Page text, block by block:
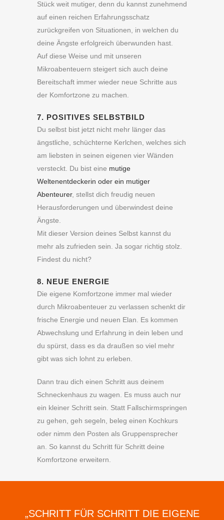
Stück weit mutiger, denn du kannst zunehmend
auf einen reichen Erfahrungsschatz
zurückgreifen von Situationen, in welchen du
deine Ängste erfolgreich überwunden hast.
Auf diese Weise und mit unseren
Mikroabenteuern steigert sich auch deine
Bereitschaft immer wieder neue Schritte aus
der Komfortzone zu machen.
7. POSITIVES SELBSTBILD
Du selbst bist jetzt nicht mehr länger das
ängstliche, schüchterne Kerlchen, welches sich
am liebsten in seinen eigenen vier Wänden
versteckt. Du bist eine mutige
Weltenentdeckerin oder ein mutiger
Abenteurer, stellst dich freudig neuen
Herausforderungen und überwindest deine
Ängste.
Mit dieser Version deines Selbst kannst du
mehr als zufrieden sein. Ja sogar richtig stolz.
Findest du nicht?
8. NEUE ENERGIE
Die eigene Komfortzone immer mal wieder
durch Mikroabenteuer zu verlassen schenkt dir
frische Energie und neuen Elan. Es kommen
Abwechslung und Erfahrung in dein leben und
du spürst, dass es da draußen so viel mehr
gibt was sich lohnt zu erleben.
Dann trau dich einen Schritt aus deinem
Schneckenhaus zu wagen. Es muss auch nur
ein kleiner Schritt sein. Statt Fallschirmspringen
zu gehen, geh segeln, beleg einen Kochkurs
oder nimm den Posten als Gruppensprecher
an. So kannst du Schritt für Schritt deine
Komfortzone erweitern.
„SCHRITT FÜR SCHRITT DIE EIGENE